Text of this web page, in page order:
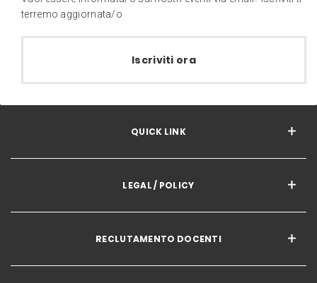
terremo aggiornata/o
Iscriviti ora
QUICK LINK
LEGAL / POLICY
RECLUTAMENTO DOCENTI